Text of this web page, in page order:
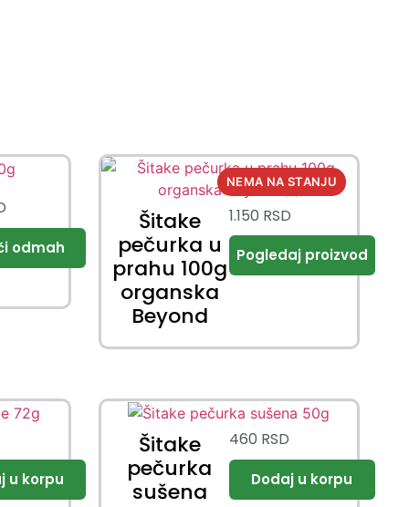
Šitake
pečurka u
prahu 100g
organska
Beyond
1.150 RSD
Šitake
pečurka
sušena
460 RSD